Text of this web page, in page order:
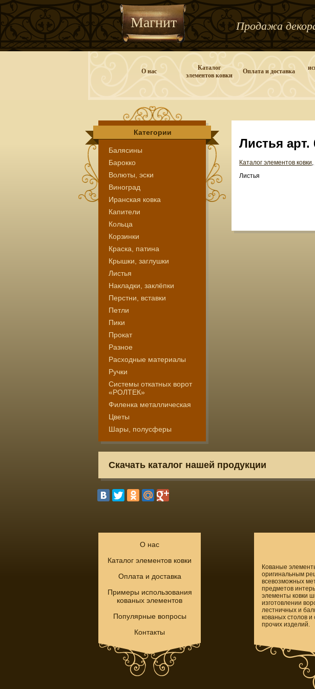
Магнит Продажа
О нас
Каталог
элементов ковки
Оплата и доставка
Категории
Балясины
Барокко
Волюты, эски
Виноград
Иранская ковка
Капители
Кольца
Корзинки
Краска, патина
Крышки, заглушки
Листья
Накладки, заклёпки
Перстни, вставки
Петли
Пики
Прокат
Разное
Расходные материалы
Ручки
Системы откатных ворот
«РОЛТЕК»
Филенка металлическая
Цветы
Шары, полусферы
Листья арт.
Каталог элементов ковки,
Листья
Скачать каталог нашей продукции
О нас
Каталог элементов ковки
Оплата и доставка
Примеры использования
кованых элементов
Популярные вопросы
Контакты
Кованые
оригинальным
всевозможных
предметов
элементы ковки
изготовлении
лестничных и
кованых столов и
прочих изделий.